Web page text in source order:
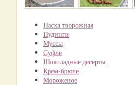
Пасха творожная
Пудинги
Муссы
Суфле
Шоколадные десерты
Крем-брюле
Мороженое